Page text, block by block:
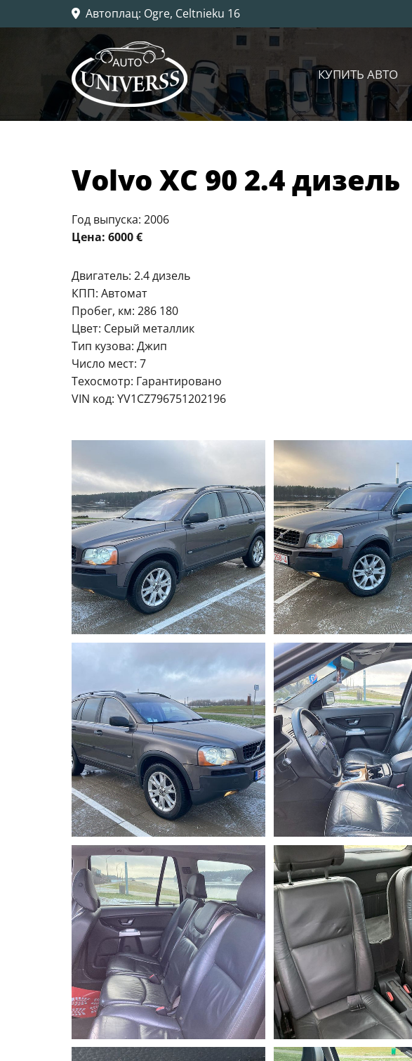
 Автоплац: Ogre, Celtnieku 16
КУПИТЬ АВТО
Volvo XC 90 2.4 дизель
Год выпуска: 2006
Цена: 6000 €
Двигатель: 2.4 дизель
КПП: Автомат
Пробег, км: 286 180
Цвет: Серый металлик
Тип кузова: Джип
Число мест: 7
Техосмотр: Гарантировано
VIN код: YV1CZ796751202196